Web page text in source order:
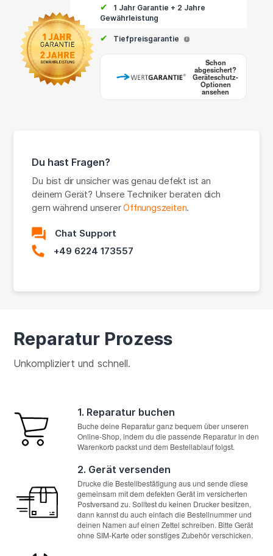
✔
1 Jahr Garantie + 2 Jahre
Gewährleistung
✔ Tiefpreisgarantie i
Schon
abgesichert?
Geräteschutz-
Optionen
ansehen
Du hast Fragen?
Du bist dir unsicher was genau defekt ist an
deinem Gerät? Unsere Techniker beraten dich
gern während unsererÖffnungszeiten.
Chat Support
+49 6224 173557
Reparatur Prozess
Unkompliziert und schnell.
1. Reparatur buchen
Buche deine Reparatur ganz bequem über unseren
Online-Shop, indem du die passende Reparatur in den
Warenkorb packst und dem Bestellablauf folgst.
2. Gerät versenden
Drucke die Bestellbestätigung aus und sende diese
gemeinsam mit dem defekten Gerät im versicherten
Postversand zu. Solltest du keinen Drucker besitzen,
dann kannst du auch einfach die Bestellnummer und
deinen Namen auf einen Zettel schreiben. Bitte Gerät
ohne SIM-Karte oder sonstiges Zubehör verschicken.